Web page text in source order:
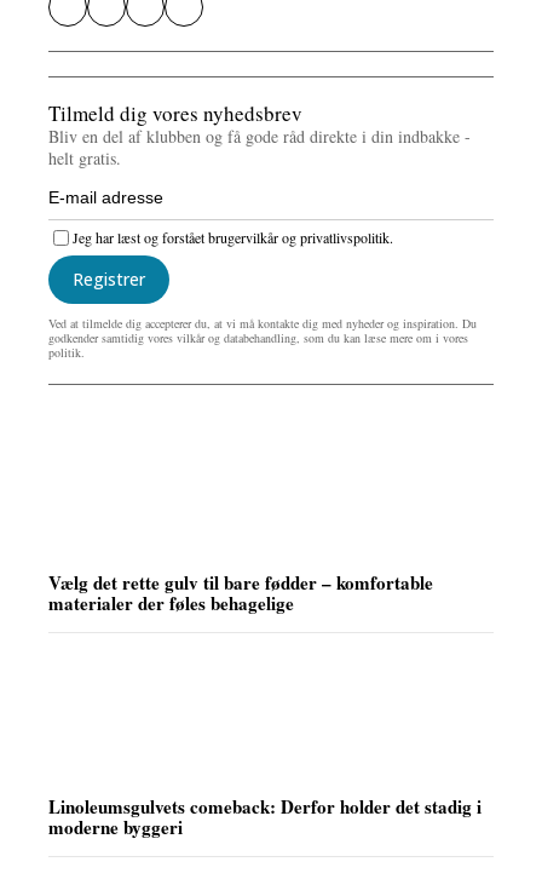
Vælg det rette gulv til bare fødder – komfortable
materialer der føles behagelige
Linoleumsgulvets comeback: Derfor holder det stadig i
moderne byggeri
Tilmeld dig vores nyhedsbrev
Bliv en del af klubben og få gode råd direkte i din indbakke -
helt gratis.
Registrer
Jeg har læst og forstået brugervilkår og privatlivspolitik.
Ved at tilmelde dig accepterer du, at vi må kontakte dig med nyheder og inspiration. Du
godkender samtidig vores vilkår og databehandling, som du kan læse mere om i vores
politik.